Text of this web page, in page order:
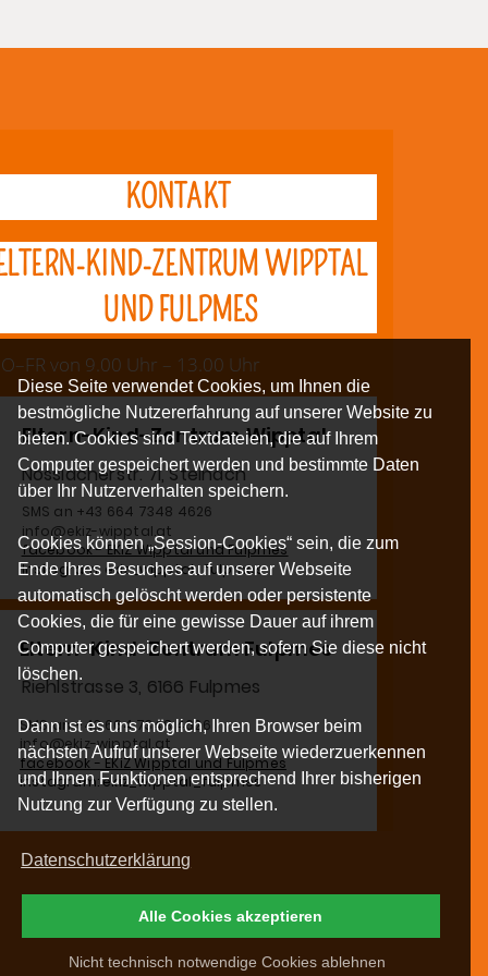
Diese Seite verwendet Cookies, um Ihnen die
bestmögliche Nutzererfahrung auf unserer Website zu
bieten. Cookies sind Textdateien, die auf Ihrem
Computer gespeichert werden und bestimmte Daten
über Ihr Nutzerverhalten speichern.
Cookies können „Session-Cookies“ sein, die zum
Ende Ihres Besuches auf unserer Webseite
automatisch gelöscht werden oder persistente
Cookies, die für eine gewisse Dauer auf ihrem
Computer gespeichert werden, sofern Sie diese nicht
löschen.
Dann ist es uns möglich, Ihren Browser beim
nächsten Aufruf unserer Webseite wiederzuerkennen
und Ihnen Funktionen entsprechend Ihrer bisherigen
Nutzung zur Verfügung zu stellen.
Datenschutzerklärung
Nicht technisch notwendige Cookies ablehnen
Alle Cookies akzeptieren
KONTAKT
KIND-ZENTRUM WIPPTAL
UND FULPMES
von 9.00 Uhr – 13.00 Uhr
Eltern-Kind-Zentrum Wipptal
Nösslacherstr. 7i, Steinach
SMS an +43 664 7348 4626
info@ekiz-wipptal.at
facebook - EKiZ Wipptal und Fulpmes
Instagram: ekiz_wipptal_fulpmes
Eltern-Kind-Zentrum Fulpmes
Riehlstrasse 3, 6166 Fulpmes
an +43 664 7348 4626
wipptal.at
facebook - EKiZ Wipptal und Fulpmes
ekiz_wipptal_fulpmes